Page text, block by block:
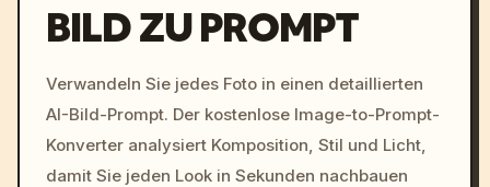
c, cyberpunk sunset, neon
colors, 8k --v 6.0
BILD ZU PROMPT
Verwandeln Sie jedes Foto in einen detaillierten
AI-Bild-Prompt. Der kostenlose Image-to-Prompt-
Konverter analysiert Komposition, Stil und Licht,
damit Sie jeden Look in Sekunden nachbauen